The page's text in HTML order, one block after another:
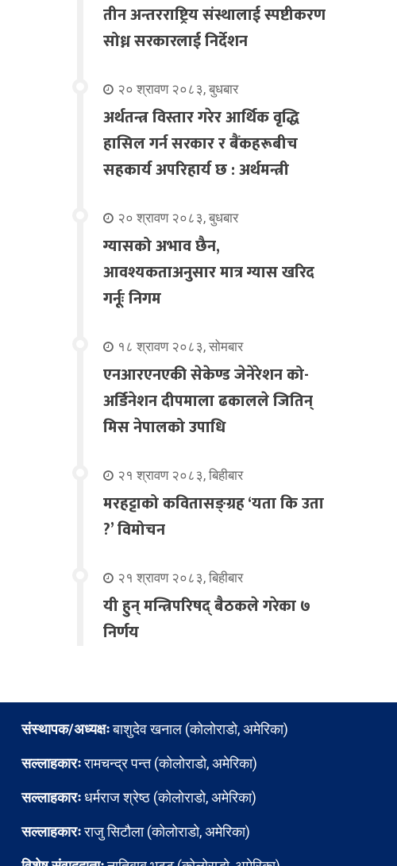
तीन अन्तरराष्ट्रिय संस्थालाई स्पष्टीकरण
सोध्न सरकारलाई निर्देशन
२० श्रावण २०८३, बुधबार
अर्थतन्त्र विस्तार गरेर आर्थिक वृद्धि
हासिल गर्न सरकार र बैंकहरूबीच
सहकार्य अपरिहार्य छ : अर्थमन्त्री
२० श्रावण २०८३, बुधबार
ग्यासको अभाव छैन,
आवश्यकताअनुसार मात्र ग्यास खरिद
गर्नूः निगम
१८ श्रावण २०८३, सोमबार
एनआरएनएकी सेकेण्ड जेनेरेशन को-
अर्डिनेशन दीपमाला ढकालले जितिन्
मिस नेपालको उपाधि
२१ श्रावण २०८३, बिहीबार
मरहट्टाको कवितासङ्ग्रह ‘यता कि उता
?’ विमोचन
२१ श्रावण २०८३, बिहीबार
यी हुन् मन्त्रिपरिषद् बैठकले गरेका ७
निर्णय
संस्थापक/अध्यक्षःबाशुदेव खनाल (कोलोराडो, अमेरिका)
सल्लाहकारःरामचन्द्र पन्त (कोलोराडो, अमेरिका)
सल्लाहकारःधर्मराज श्रेष्ठ (कोलोराडो, अमेरिका)
सल्लाहकारःराजु सिटौला (कोलोराडो, अमेरिका)